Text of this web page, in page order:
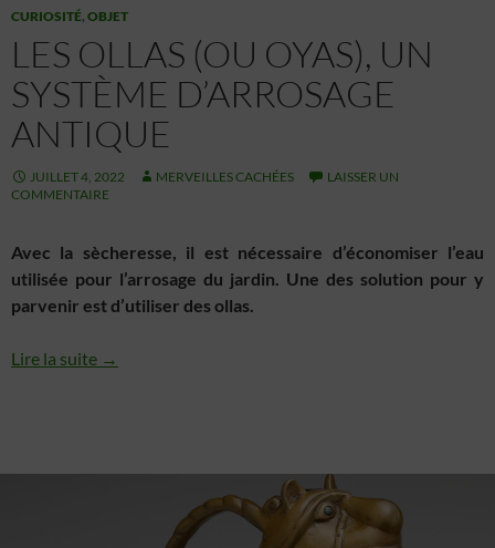
CURIOSITÉ, OBJET
LES OLLAS (OU OYAS), UN
SYSTÈME D’ARROSAGE
ANTIQUE
JUILLET 4, 2022 MERVEILLES CACHÉES
LAISSER UN
COMMENTAIRE
Avec la sècheresse, il est nécessaire d’économiser l’eau
utilisée pour l’arrosage du jardin. Une des solution pour y
parvenir est d’utiliser des ollas.
Lire la suite →